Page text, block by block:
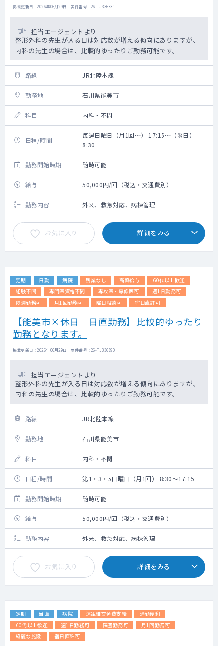
掲載更新日 : 2026年06月29日 案件番号 : 26-TJ336331
担当エージェントより
整形外科の先生が入る日は対応数が増える傾向にありますが、
内科の先生の場合は、比較的ゆったりご勤務可能です。
路線 JR北陸本線
勤務地 石川県能美市
科目 内科・不問
日程/時間
毎週日曜日（月1回～） 17:15～（翌日）
8:30
勤務開始時期 随時可能
給与 50,000円/回（税込・交通費別）
勤務内容 外来、救急対応、病棟管理
お気に入り 詳細をみる
定期 日勤 病院 残業なし 高額給与
60代以上歓迎
経験不問
専門医資格不問 専攻医・専修医可
週1日勤務可
隔週勤務可
月1回勤務可 曜日相談可 宿日直許可
【能美市×休日 日直勤務】比較的ゆったり
勤務となります。
掲載更新日 : 2026年06月29日 案件番号 : 26-TJ336390
担当エージェントより
整形外科の先生が入る日は対応数が増える傾向にありますが、
内科の先生の場合は、比較的ゆったりご勤務可能です。
路線 JR北陸本線
勤務地 石川県能美市
科目 内科・不問
日程/時間 第1・3・5日曜日（月1回） 8:30～17:15
勤務開始時期 随時可能
給与 50,000円/回（税込・交通費別）
勤務内容 外来、救急対応、病棟管理
お気に入り 詳細をみる
定期 当直 病院 遠距離交通費支給
通勤便利
60代以上歓迎
週1日勤務可 隔週勤務可
月1回勤務可
綺麗な施設
宿日直許可